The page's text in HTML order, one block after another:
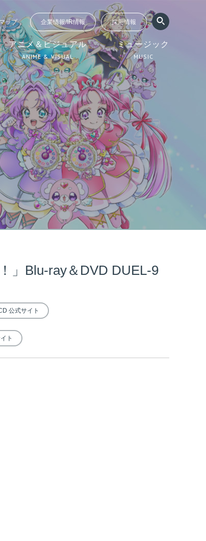
ップ 企業情報/IR情報 採用情報
アニメ＆ビジュアル
ANIME & VISUAL
ミュージック
MUSIC
」Blu-ray＆DVD DUEL-9
公式サイト
ト